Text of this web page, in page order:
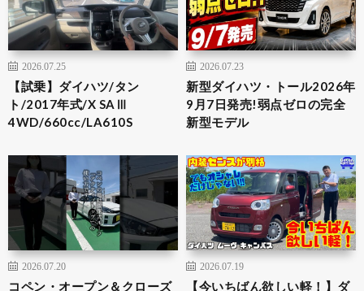
2026.07.25
【試乗】ダイハツ/タン
ト/2017年式/X SAⅢ
4WD/660cc/LA610S
2026.07.23
新型ダイハツ・トール2026年
9月7日発売!弱点ゼロの完全
新型モデル
2026.07.20
コペン・オープン＆クローズ
2026.07.19
【今いちばん欲しい軽！】ダ